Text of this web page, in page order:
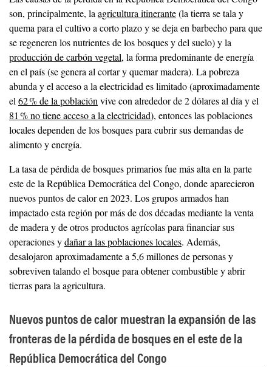
son, principalmente, la agricultura itinerante(la tierra se tala y
quema para el cultivo a corto plazo y se deja en barbecho para que
se regeneren los nutrientes de los bosques y del suelo) y la
producción de carbón vegetal, la forma predominante de energía
en el país (se genera al cortar y quemar madera). La pobreza
abunda y el acceso a la electricidad es limitado (aproximadamente
el 62 % de la población vive con alrededor de 2 dólares al día y el
81 % no tiene acceso a la electricidad), entonces las poblaciones
locales dependen de los bosques para cubrir sus demandas de
alimento y energía.
La tasa de pérdida de bosques primarios fue más alta en la parte
este de la República Democrática del Congo, donde aparecieron
nuevos puntos de calor en 2023. Los grupos armados han
impactado esta región por más de dos décadas mediante la venta
de madera y de otros productos agrícolas para financiar sus
operaciones ydañar a las poblaciones locales. Además,
desalojaron aproximadamente a 5,6 millones de personas y
sobreviven talando el bosque para obtener combustible y abrir
tierras para la agricultura.
Nuevos puntos de calor muestran la expansión de las
fronteras de la pérdida de bosques en el este de la
República Democrática del Congo